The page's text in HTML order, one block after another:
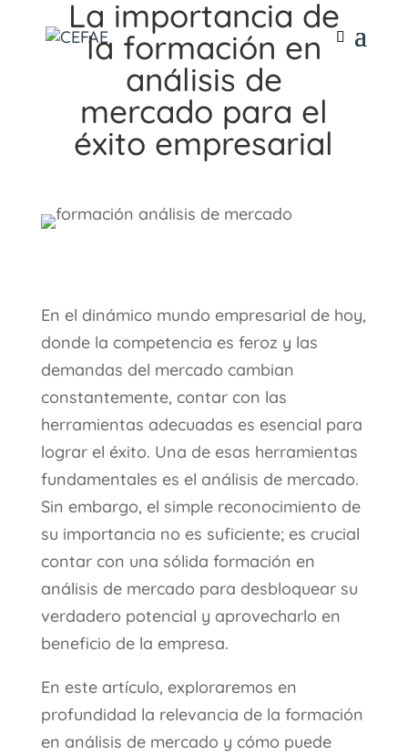
La importancia de
la formación en
análisis de
mercado para el
éxito empresarial
En el dinámico mundo empresarial de hoy,
donde la competencia es feroz y las
demandas del mercado cambian
constantemente, contar con las
herramientas adecuadas es esencial para
lograr el éxito. Una de esas herramientas
fundamentales es el análisis de mercado.
Sin embargo, el simple reconocimiento de
su importancia no es suficiente; es crucial
contar con una sólida formación en
análisis de mercado para desbloquear su
verdadero potencial y aprovecharlo en
beneficio de la empresa.
En este artículo, exploraremos en
profundidad la relevancia de la formación
en análisis de mercado y cómo puede